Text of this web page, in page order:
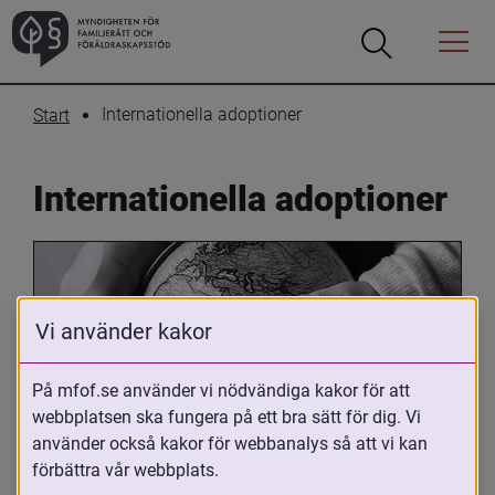
Öppna
Öppna
Menyn
Start Internationella adoptioner
Internationella adoptioner
Oavsett om du är adopterad,
adoptivförälder eller arbetar med
Vi använder kakor
På mfof.se använder vi nödvändiga kakor för att
webbplatsen ska fungera på ett bra sätt för dig. Vi
använder också kakor för webbanalys så att vi kan
förbättra vår webbplats.